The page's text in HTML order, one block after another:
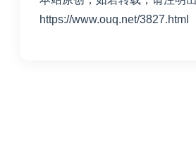
https://www.ouq.net/3827.html